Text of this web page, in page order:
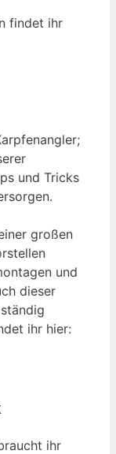
findet ihr
und Tricks
großen
und
dieser
ihr hier:
ihr